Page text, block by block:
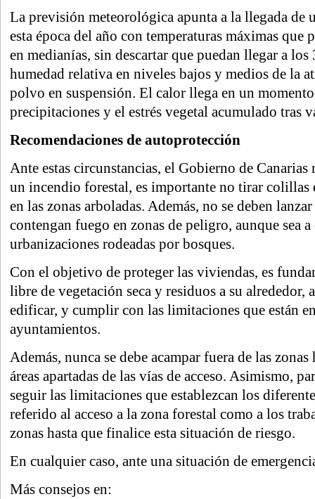
La previsión meteorológica apunta a la llegada de
esta época del año con temperaturas máximas que
en medianías, sin descartar que puedan llegar a los
humedad relativa en niveles bajos y medios de la
polvo en suspensión. El calor llega en un
precipitaciones y el estrés vegetal acumulado tras
Recomendaciones de autoprotección
Ante estas circunstancias, el Gobierno de Canarias
un incendio forestal, es importante no tirar colillas
en las zonas arboladas. Además, no se deben
contengan fuego en zonas de peligro, aunque sea
urbanizaciones rodeadas por bosques.
Con el objetivo de proteger las viviendas, es
libre de vegetación seca y residuos a su alrededor,
edificar, y cumplir con las limitaciones que están
ayuntamientos.
Además, nunca se debe acampar fuera de las
áreas apartadas de las vías de acceso. Asimismo,
seguir las limitaciones que establezcan los
referido al acceso a la zona forestal como a los
zonas hasta que finalice esta situación de riesgo.
En cualquier caso, ante una situación de
Más consejos en: